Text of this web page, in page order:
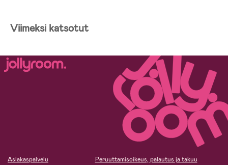
Viimeksi katsotut
Asiakaspalvelu
Peruuttamisoikeus, palautus ja takuu